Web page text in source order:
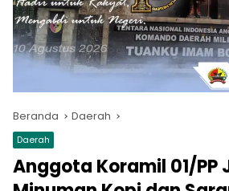
Beranda Daerah
Daerah
Anggota Koramil 01/PP